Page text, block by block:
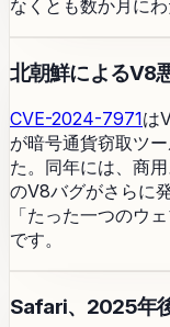
なくとも数か月に
北朝鮮によるV8
CVE-2024-7971は
が暗号通貨窃取ツ
た。同年には、商
のV8バグがさらに
「たった一つのウ
です。
Safari、2025年